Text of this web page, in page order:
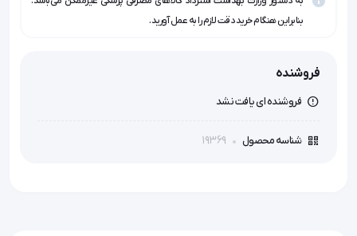
بنابراین هنگام خرید دقت لازم را به عمل آورید.
فروشنده
فروشنده ای یافت نشد
شناسه محصول 19369